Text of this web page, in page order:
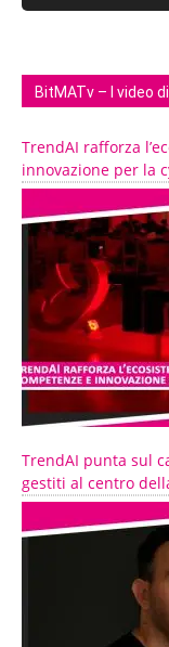
BitMATv – I video
TrendAI rafforza
innovazione per la
TrendAI punta sul
gestiti al centro